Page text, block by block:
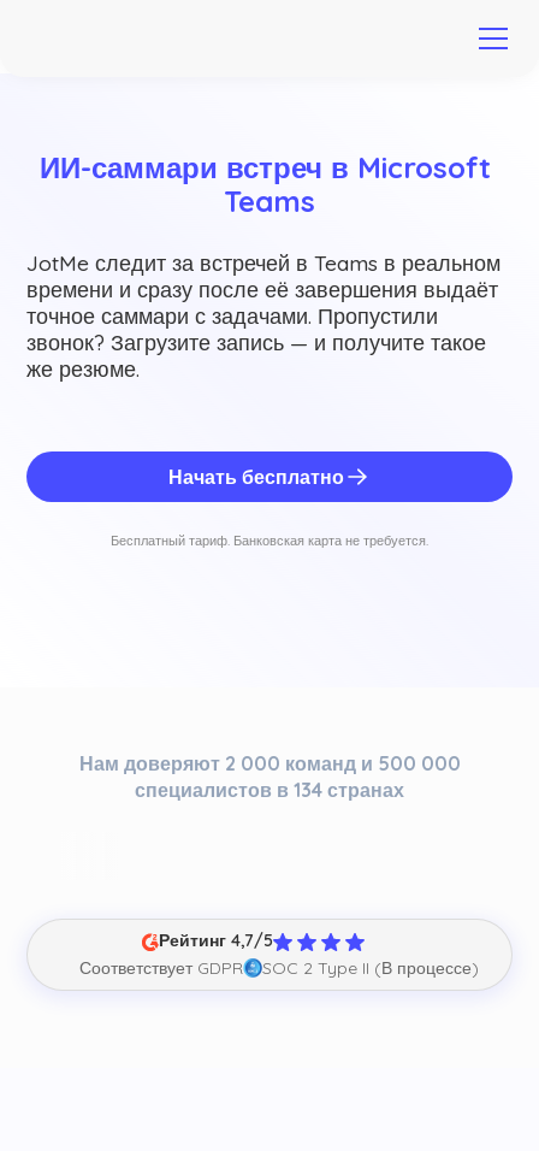
ИИ-саммари встреч в Microsoft
Teams
JotMe следит за встречей в Teams в реальном
времени и сразу после её завершения выдаёт
точное саммари с задачами. Пропустили
звонок? Загрузите запись — и получите такое
же резюме.
Начать бесплатно
Бесплатный тариф. Банковская карта не требуется.
Нам доверяют 2 000 команд и 500 000
специалистов в 134 странах
Рейтинг 4,7/5
Соответствует GDPR
SOC 2 Type II (В процессе)